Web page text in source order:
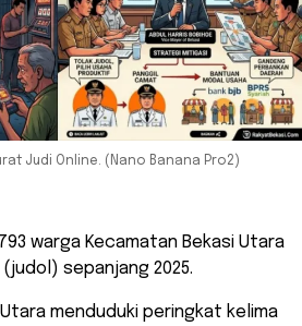
Judi Online. (Nano Banana Pro2)
warga Kecamatan Bekasi Utara
sepanjang 2025.
menduduki peringkat kelima